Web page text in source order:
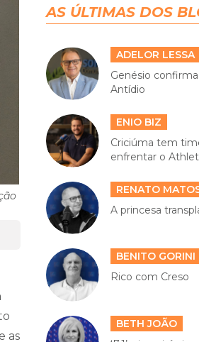
as
AS ÚLTIMAS DOS
ADELOR LESSA
Genésio
Antídio
ENIO BIZ
Criciúma tem
enfrentar o
RENATO
A princesa
BENITO GORINI
Rico com Creso
BETH JOÃO